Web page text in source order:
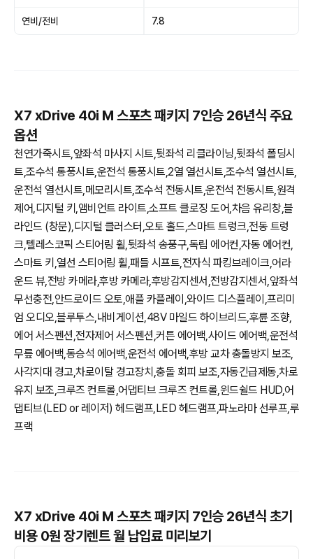
연비/전비 7.8
X7 xDrive 40i M 스포츠 패키지 7인승 26년식 주요
옵션
천연가죽시트,앞좌석 마사지 시트,뒷좌석 리클라이닝,뒷좌석 폴딩시
트,조수석 통풍시트,운전석 통풍시트,2열 열선시트,조수석 열선시트,
운전석 열선시트,메모리시트,조수석 전동시트,운전석 전동시트,원격
제어,디지털 키,앰비언트 라이트,소프트 클로징 도어,차음 유리창,블
라인드 (창문),디지털 클러스터,오토 홀드,스마트 트렁크,전동 트렁
크,텔레스코픽 스티어링 휠,뒷좌석 송풍구,독립 에어컨,자동 에어컨,
스마트 키,열선 스티어링 휠,패들 시프트,전자식 파킹브레이크,어라
운드 뷰,전방 카메라,후방 카메라,후방감지센서,전방감지센서,앞좌석
무선충전,안드로이드 오토,애플 카플레이,와이드 디스플레이,프리미
엄 오디오,블루투스,내비게이션,48V 마일드 하이브리드,후륜 조향,
에어 서스펜션,전자제어 서스펜션,커튼 에어백,사이드 에어백,운전석
무릎 에어백,동승석 에어백,운전석 에어백,후방 교차 충돌방지 보조,
사각지대 경고,차로이탈 경고장치,충돌 회피 보조,자동긴급제동,차로
유지 보조,크루즈 컨트롤,어댑티브 크루즈 컨트롤,윈드쉴드 HUD,어
댑티브(LED or 레이저) 헤드램프,LED 헤드램프,파노라마 선루프,루
프랙
X7 xDrive 40i M 스포츠 패키지 7인승 26년식 초기
비용 0원 장기렌트 월 납입료 미리보기